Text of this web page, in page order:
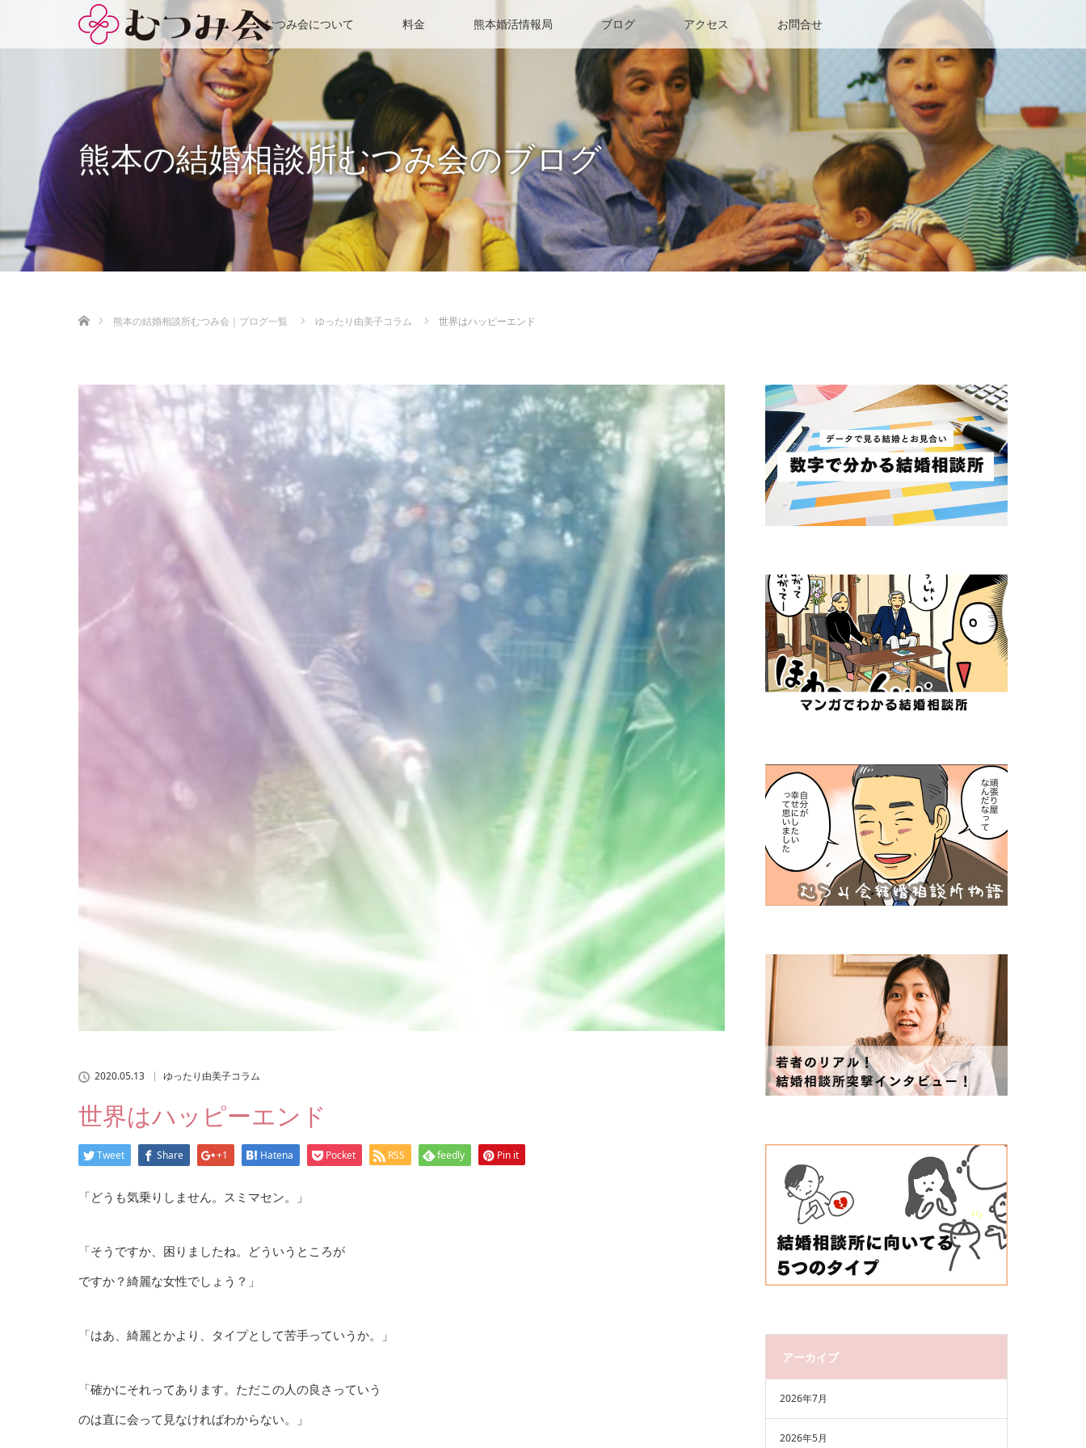
むつみ会について 料金 熊本婚活情報局 ブログ アクセス お問合せ
熊本の結婚相談所むつみ会のブログ
熊本の結婚相談所むつみ会｜ブログ一覧
ゆったり由美子コラム 世界はハッピーエンド
2020.05.13 ゆったり由美子コラム
世界はハッピーエンド
Tweet Share +1 Hatena Pocket RSS feedly Pin it
「どうも気乗りしません。スミマセン。」
「そうですか、困りましたね。どういうところが
ですか？綺麗な女性でしょう？」
「はあ、綺麗とかより、タイプとして苦手っていうか。」
「確かにそれってあります。ただこの人の良さっていう
のは直に会って見なければわからない。」
アーカイブ
2026年7月
2026年5月